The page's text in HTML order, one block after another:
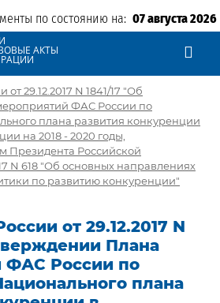
по состоянию на: 07 августа 2026
АКТЫ
29.12.2017 N 1841/17 "Об
ФАС России по
плана развития конкуренции
на 2018 - 2020 годы,
Президента Российской
N 618 "Об основных направлениях
по развитию конкуренции"
от 29.12.2017 N
Плана
ФАС России по
плана